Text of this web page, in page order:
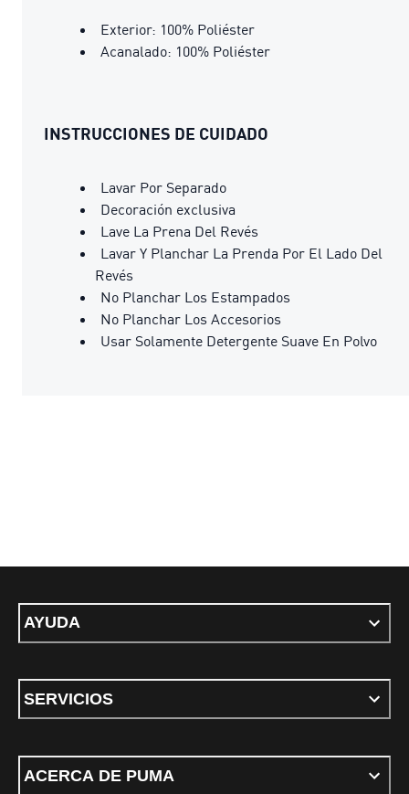
Exterior: 100% Poliéster
Acanalado: 100% Poliéster
INSTRUCCIONES DE CUIDADO
Lavar Por Separado
Decoración exclusiva
Lave La Prena Del Revés
Lavar Y Planchar La Prenda Por El Lado Del
Revés
No Planchar Los Estampados
No Planchar Los Accesorios
Usar Solamente Detergente Suave En Polvo
AYUDA
SERVICIOS
ACERCA DE PUMA